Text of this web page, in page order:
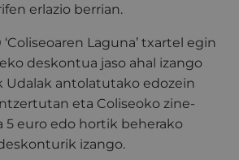
erlazio berrian.
Laguna’ txartel egin
deskontua jaso ahal izango
antolatutako edozein
eta Coliseoko zine-
5 euro edo hortik beherako
izango.